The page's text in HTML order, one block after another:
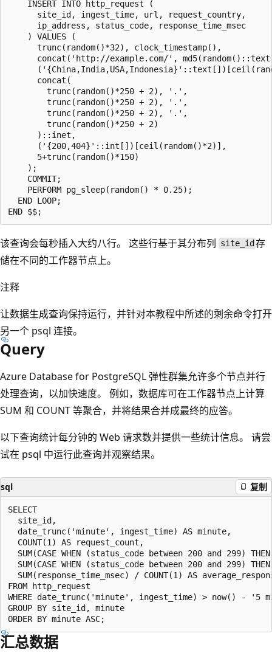
    INSERT INTO http_request (
      site_id, ingest_time, url, request_country,
      ip_address, status_code, response_time_msec
    ) VALUES (
      trunc(random()*32), clock_timestamp(),
concat('http://example.com/',
      concat(
        trunc(random()*250 + 2), '.',
        trunc(random()*250 + 2), '.',
        trunc(random()*250 + 2), '.',
        trunc(random()*250 + 2)
      )::inet,
      ('{200,404}'::int[])[ceil(random()*2)],
      5+trunc(random()*150)
    );
    COMMIT;
    PERFORM pg_sleep(random() * 0.25);
  END LOOP;
该查询会每秒插入大约八行。 这些行基于其分布列 site_id 存
储在不同的工作器节点上。
注释
让数据生成查询保持运行，并针对本教程中所述的剩余命令打开
另一个 psql 连接。
Query
Azure Database for PostgreSQL 弹性群集允许多个节点并行
处理查询，以加快速度。 例如，数据库可在工作器节点上计算
SUM 和 COUNT 等聚合，并将结果合并成最终的应答。
以下查询统计每分钟的 Web 请求数并提供一些统计信息。 请尝
试在 psql 中运行此查询并观察结果。
sql 复制
SELECT
  site_id,
  date_trunc('minute', ingest_time) AS minute,
  COUNT(1) AS request_count,
SUM(CASE WHEN (status_code between 200 and 299)
SUM(CASE WHEN (status_code between 200 and 299)
SUM(response_time_msec) / COUNT(1) AS
FROM http_request
WHERE date_trunc('minute', ingest_time) > now() - '5
GROUP BY site_id, minute
汇总数据